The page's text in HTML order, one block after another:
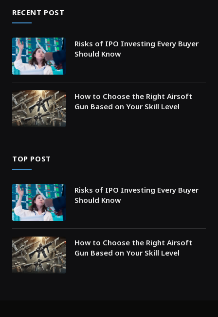
RECENT POST
Risks of IPO Investing Every Buyer
Should Know
How to Choose the Right Airsoft
Gun Based on Your Skill Level
TOP POST
Risks of IPO Investing Every Buyer
Should Know
How to Choose the Right Airsoft
Gun Based on Your Skill Level